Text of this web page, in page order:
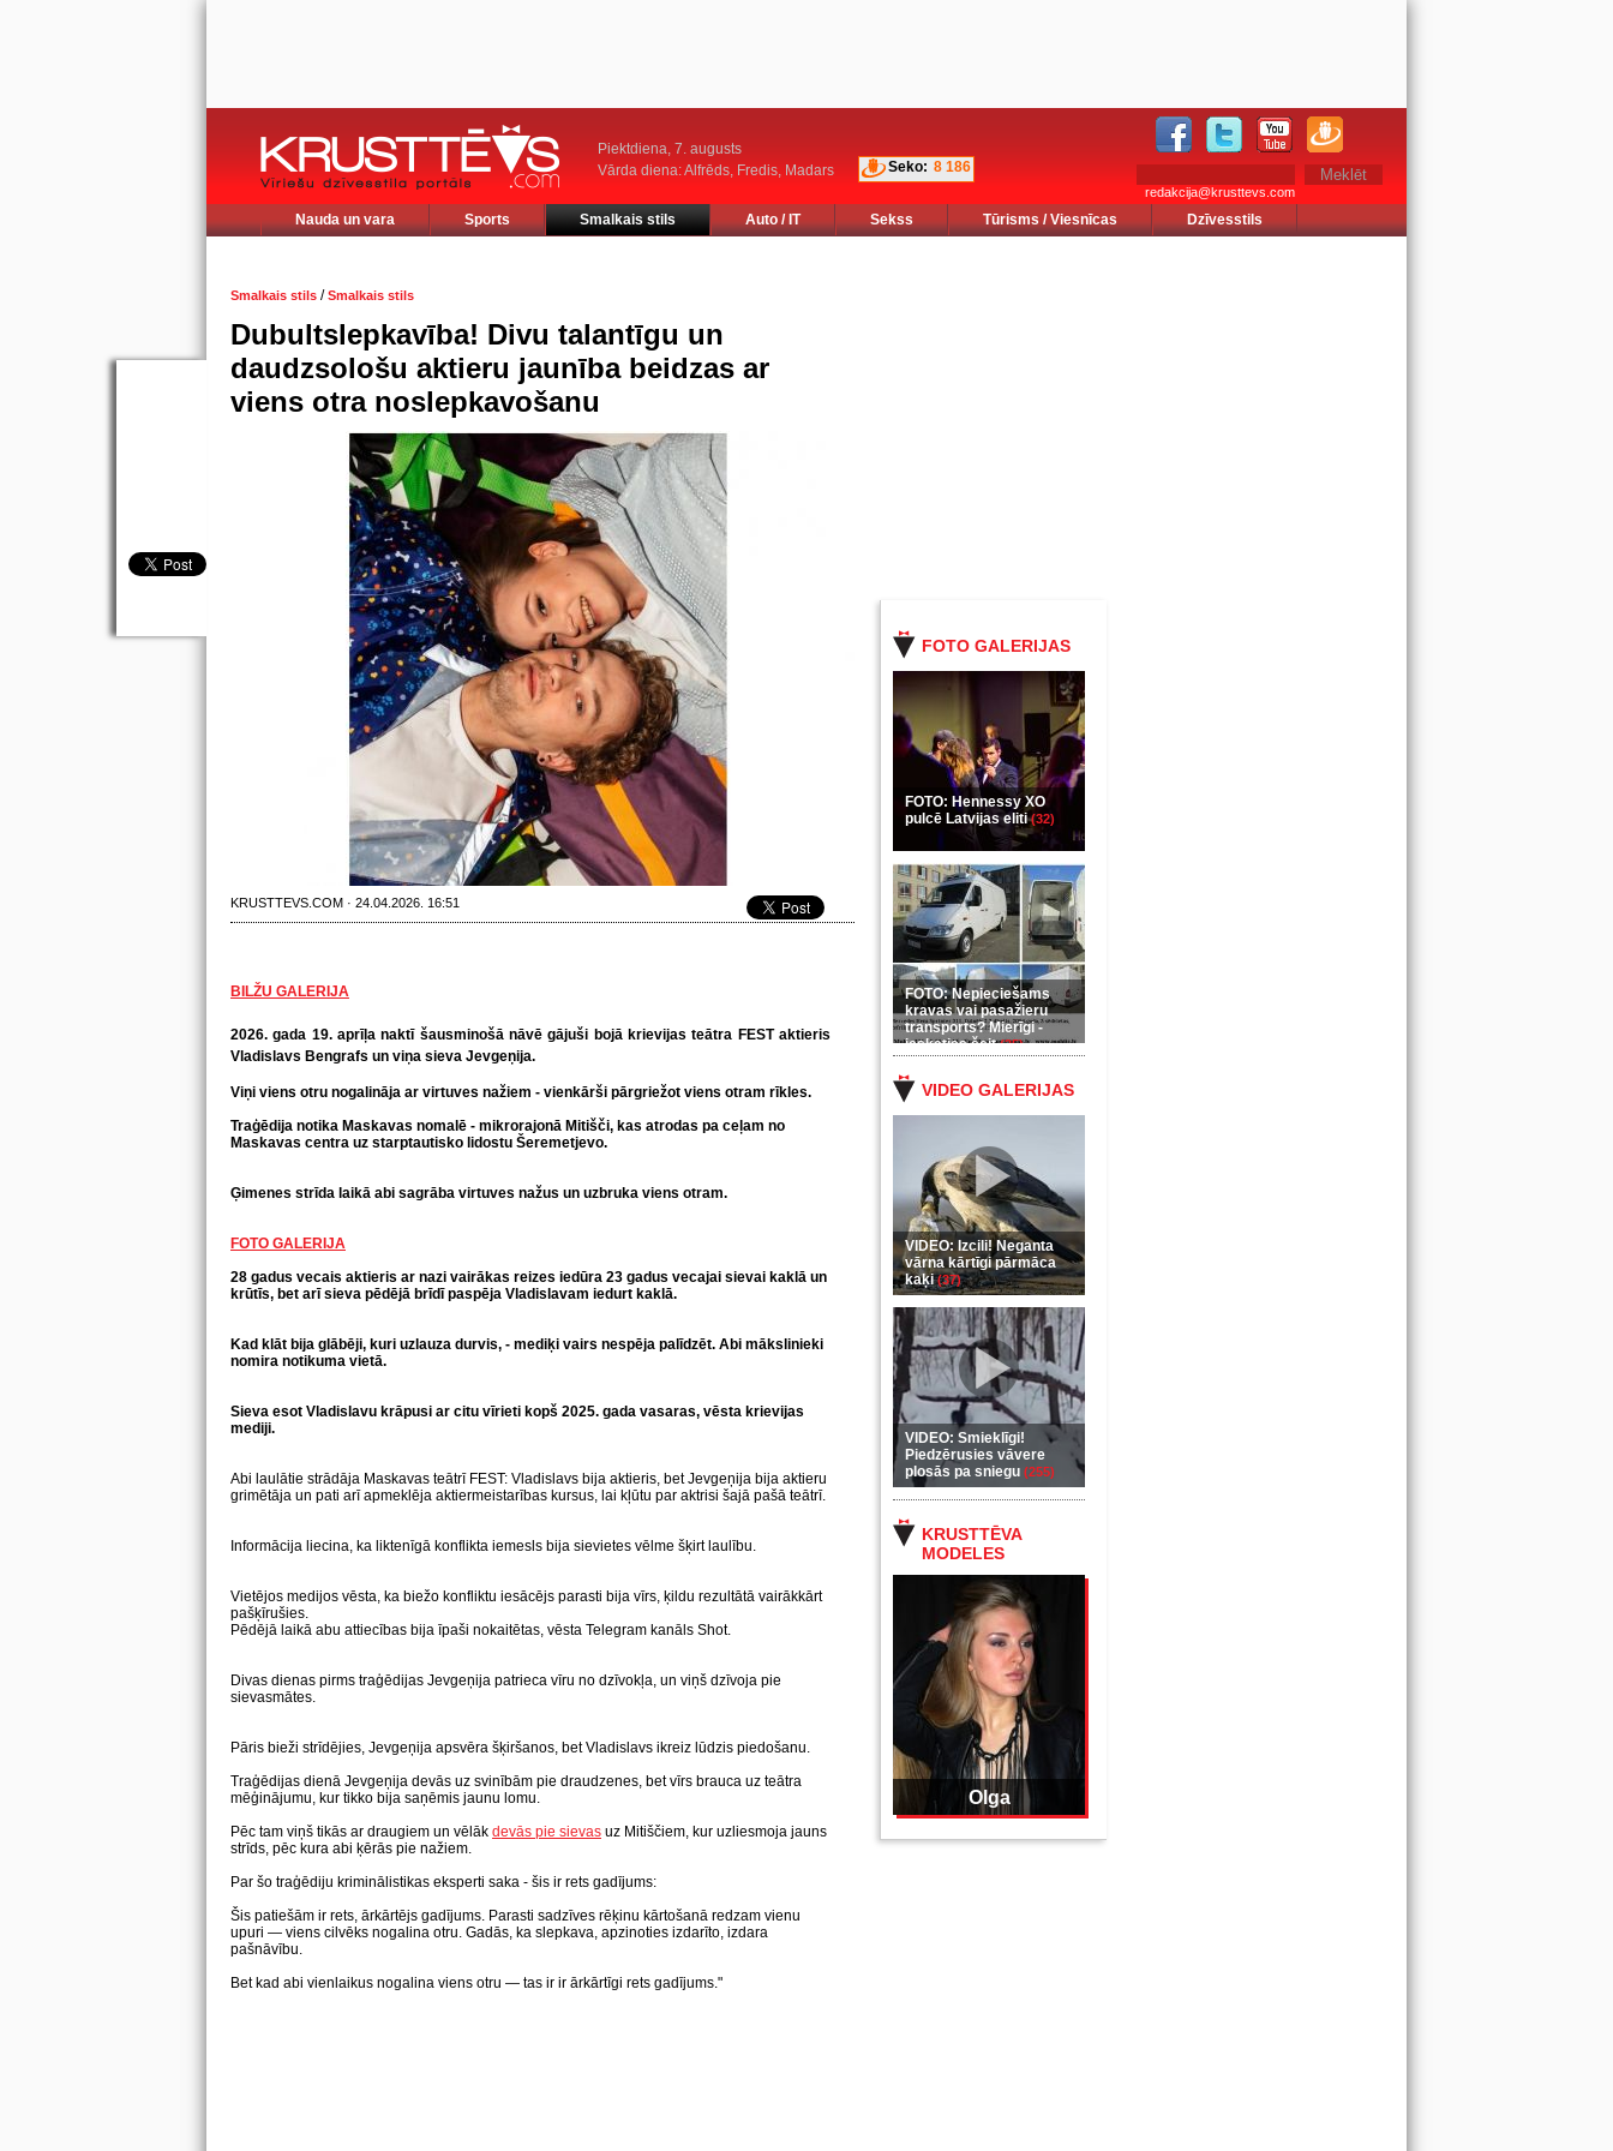
Piektdiena, 7. augusts
Vārda diena: Alfrēds, Fredis, Madars
Seko: 8 186
redakcija@krusttevs.com
Nauda un vara Sports Smalkais stils Auto / IT Sekss Tūrisms / Viesnīcas Dzīvesstils
FOTO GALERIJAS
FOTO: Hennessy XO
pulcē Latvijas eliti(32)
FOTO: Nepieciešams
kravas vai pasažieru
transports? Mierīgi -
ieskaties šeit(35)
VIDEO GALERIJAS
VIDEO: Izcili! Neganta
vārna kārtīgi pārmāca
kaķi(37)
VIDEO: Smieklīgi!
Piedzērusies vāvere
plosās pa sniegu (255)
KRUSTTĒVA
MODELES
Olga
Smalkais stils /Smalkais stils
Dubultslepkavība! Divu talantīgu un
daudzsološu aktieru jaunība beidzas ar
viens otra noslepkavošanu
KRUSTTEVS.COM · 24.04.2026. 16:51
BILŽU GALERIJA
2026. gada 19. aprīļa naktī šausminošā nāvē gājuši bojā krievijas teātra FEST aktieris
Vladislavs Bengrafs un viņa sieva Jevgeņija.
Viņi viens otru nogalināja ar virtuves nažiem - vienkārši pārgriežot viens otram rīkles.
Traģēdija notika Maskavas nomalē - mikrorajonā Mitišči, kas atrodas pa ceļam no
Maskavas centra uz starptautisko lidostu Šeremetjevo.
Ģimenes strīda laikā abi sagrāba virtuves nažus un uzbruka viens otram.
FOTO GALERIJA
28 gadus vecais aktieris ar nazi vairākas reizes iedūra 23 gadus vecajai sievai kaklā un
krūtīs, bet arī sieva pēdējā brīdī paspēja Vladislavam iedurt kaklā.
Kad klāt bija glābēji, kuri uzlauza durvis, - mediķi vairs nespēja palīdzēt. Abi mākslinieki
nomira notikuma vietā.
Sieva esot Vladislavu krāpusi ar citu vīrieti kopš 2025. gada vasaras, vēsta krievijas
mediji.
Abi laulātie strādāja Maskavas teātrī FEST: Vladislavs bija aktieris, bet Jevgeņija bija aktieru
grimētāja un pati arī apmeklēja aktiermeistarības kursus, lai kļūtu par aktrisi šajā pašā teātrī.
Informācija liecina, ka liktenīgā konflikta iemesls bija sievietes vēlme šķirt laulību.
Vietējos medijos vēsta, ka biežo konfliktu iesācējs parasti bija vīrs, ķildu rezultātā vairākkārt
pašķīrušies.
Pēdējā laikā abu attiecības bija īpaši nokaitētas, vēsta Telegram kanāls Shot.
Divas dienas pirms traģēdijas Jevgeņija patrieca vīru no dzīvokļa, un viņš dzīvoja pie
sievasmātes.
Pāris bieži strīdējies, Jevgeņija apsvēra šķiršanos, bet Vladislavs ikreiz lūdzis piedošanu.
Traģēdijas dienā Jevgeņija devās uz svinībām pie draudzenes, bet vīrs brauca uz teātra
mēģinājumu, kur tikko bija saņēmis jaunu lomu.
Pēc tam viņš tikās ar draugiem un vēlāk devās pie sievas uz Mitiščiem, kur uzliesmoja jauns
strīds, pēc kura abi ķērās pie nažiem.
Par šo traģēdiju kriminālistikas eksperti saka - šis ir rets gadījums:
Šis patiešām ir rets, ārkārtējs gadījums. Parasti sadzīves rēķinu kārtošanā redzam vienu
upuri — viens cilvēks nogalina otru. Gadās, ka slepkava, apzinoties izdarīto, izdara
pašnāvību.
Bet kad abi vienlaikus nogalina viens otru — tas ir ir ārkārtīgi rets gadījums."